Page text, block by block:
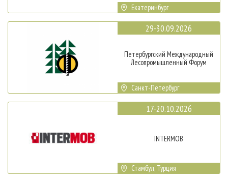
Екатеринбург
29-30.09.2026
Петербургский Международный
Лесопромышленный Форум
Санкт-Петербург
17-20.10.2026
INTERMOB
Стамбул, Турция